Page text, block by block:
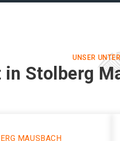
UNSER
Stolberg
MAUSBACH